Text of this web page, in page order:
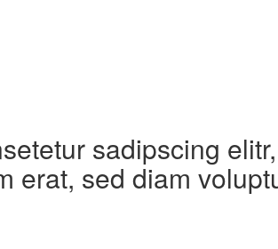
sadipscing
erat, sed diam